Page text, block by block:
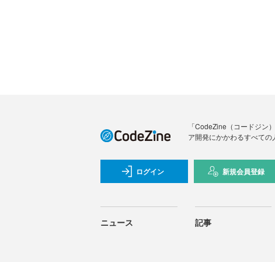
「CodeZine（コードジン
ア開発にかかわるすべての
ログイン 新規会員登録
ニュース 記事